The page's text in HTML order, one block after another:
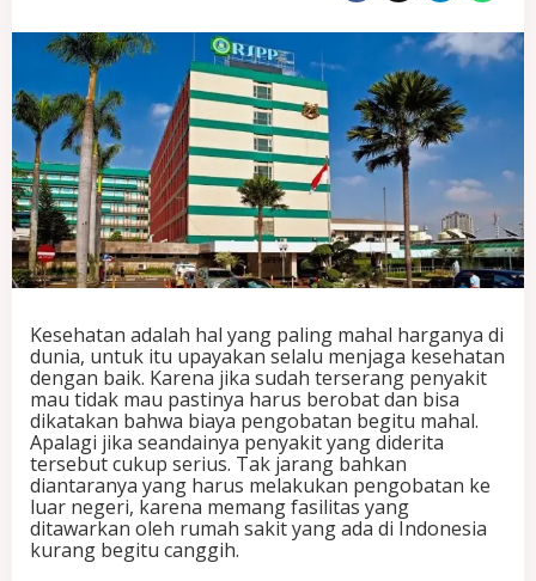
u
s
a
t
P
e
t
a
m
i
n
R
S
P
P
)
y
a
n
g
M
e
Kesehatan adalah hal yang paling mahal harganya di
dunia, untuk itu upayakan selalu menjaga kesehatan
dengan baik. Karena jika sudah terserang penyakit
mau tidak mau pastinya harus berobat dan bisa
dikatakan bahwa biaya pengobatan begitu mahal.
Apalagi jika seandainya penyakit yang diderita
tersebut cukup serius. Tak jarang bahkan
diantaranya yang harus melakukan pengobatan ke
luar negeri, karena memang fasilitas yang
ditawarkan oleh rumah sakit yang ada di Indonesia
kurang begitu canggih.